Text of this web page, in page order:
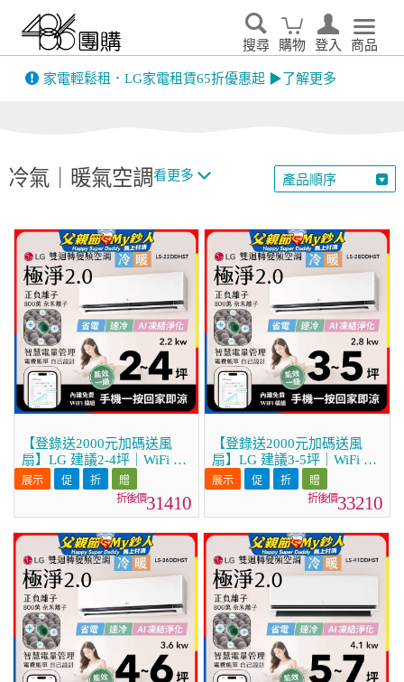
搜尋 購物 登入 商品
家電輕鬆租．LG家電租賃65折優惠起 ▶了解更多
冷氣｜暖氣空調看更多 產品順序
【登錄送2000元加碼送風
扇】LG 建議2-4坪｜WiFi 雙
迴轉變頻空調｜極淨2.0系列
｜AI 氣流 & 奈米離子 (LS-
31410
【登錄送2000元加碼送風
扇】LG 建議3-5坪｜WiFi 雙
迴轉變頻空調｜極淨2.0系列
｜AI 氣流 & 奈米離子 (LS-
33210